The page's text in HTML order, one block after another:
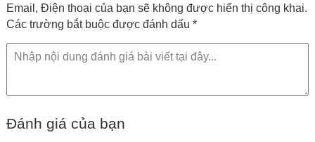
Email, Điện thoại của bạn sẽ không được hiển thị công khai.
Các trường bắt buộc được đánh dấu *
Đánh giá của bạn